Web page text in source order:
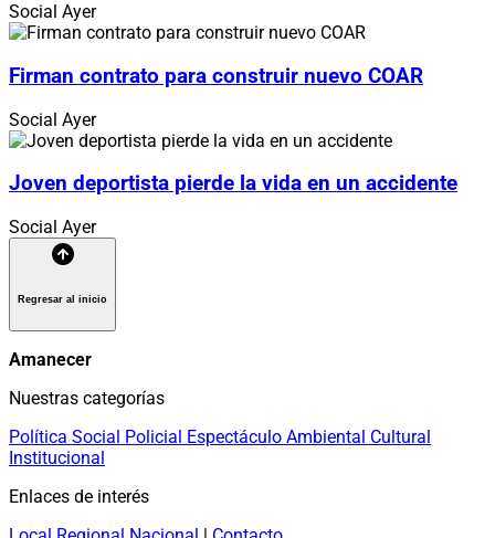
Social Ayer
Firman contrato para construir nuevo COAR
Social Ayer
Joven deportista pierde la vida en un accidente
Social Ayer
Regresar al inicio
Amanecer
Nuestras categorías
Política Social Policial Espectáculo Ambiental Cultural
Institucional
Enlaces de interés